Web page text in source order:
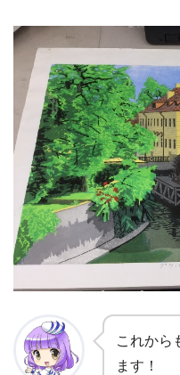
これから
ます！